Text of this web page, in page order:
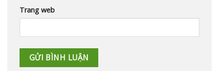
Trang web